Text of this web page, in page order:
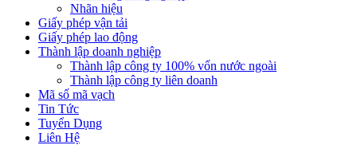
Nhãn hiệu
Giấy phép vận tải
Giấy phép lao động
Thành lập doanh nghiệp
Thành lập công ty 100% vốn nước ngoài
Thành lập công ty liên doanh
Mã số mã vạch
Tin Tức
Tuyển Dụng
Liên Hệ